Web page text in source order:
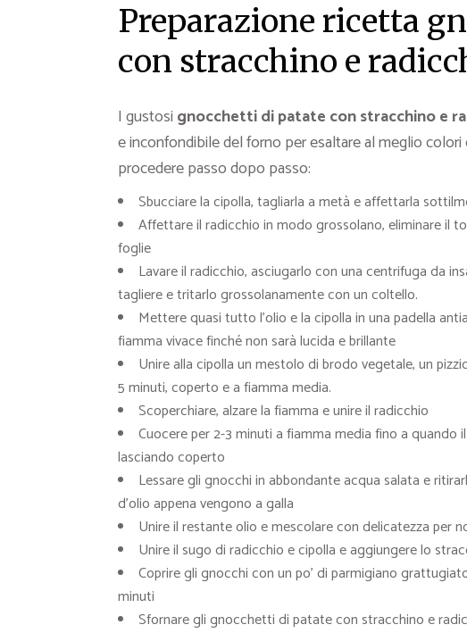
Preparazione ricetta
con stracchino e
I gustosi gnocchetti di patate con stracchino e
e inconfondibile del forno per esaltare al meglio
procedere passo dopo passo:
Sbucciare la cipolla, tagliarla a metà e affettarla
Affettare il radicchio in modo grossolano, eliminare il
foglie
Lavare il radicchio, asciugarlo con una centrifuga da
tagliere e tritarlo grossolanamente con un coltello.
Mettere quasi tutto l’olio e la cipolla in una padella
fiamma vivace finché non sarà lucida e brillante
Unire alla cipolla un mestolo di brodo vegetale, un
5 minuti, coperto e a fiamma media.
Scoperchiare, alzare la fiamma e unire il radicchio
Cuocere per 2-3 minuti a fiamma media fino a quando
lasciando coperto
Lessare gli gnocchi in abbondante acqua salata e
d’olio appena vengono a galla
Unire il restante olio e mescolare con delicatezza per
Unire il sugo di radicchio e cipolla e aggiungere lo
Coprire gli gnocchi con un po’ di parmigiano
minuti
Sfornare gli gnocchetti di patate con stracchino e